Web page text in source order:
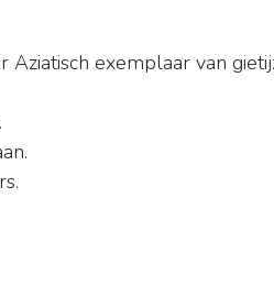
exemplaar van